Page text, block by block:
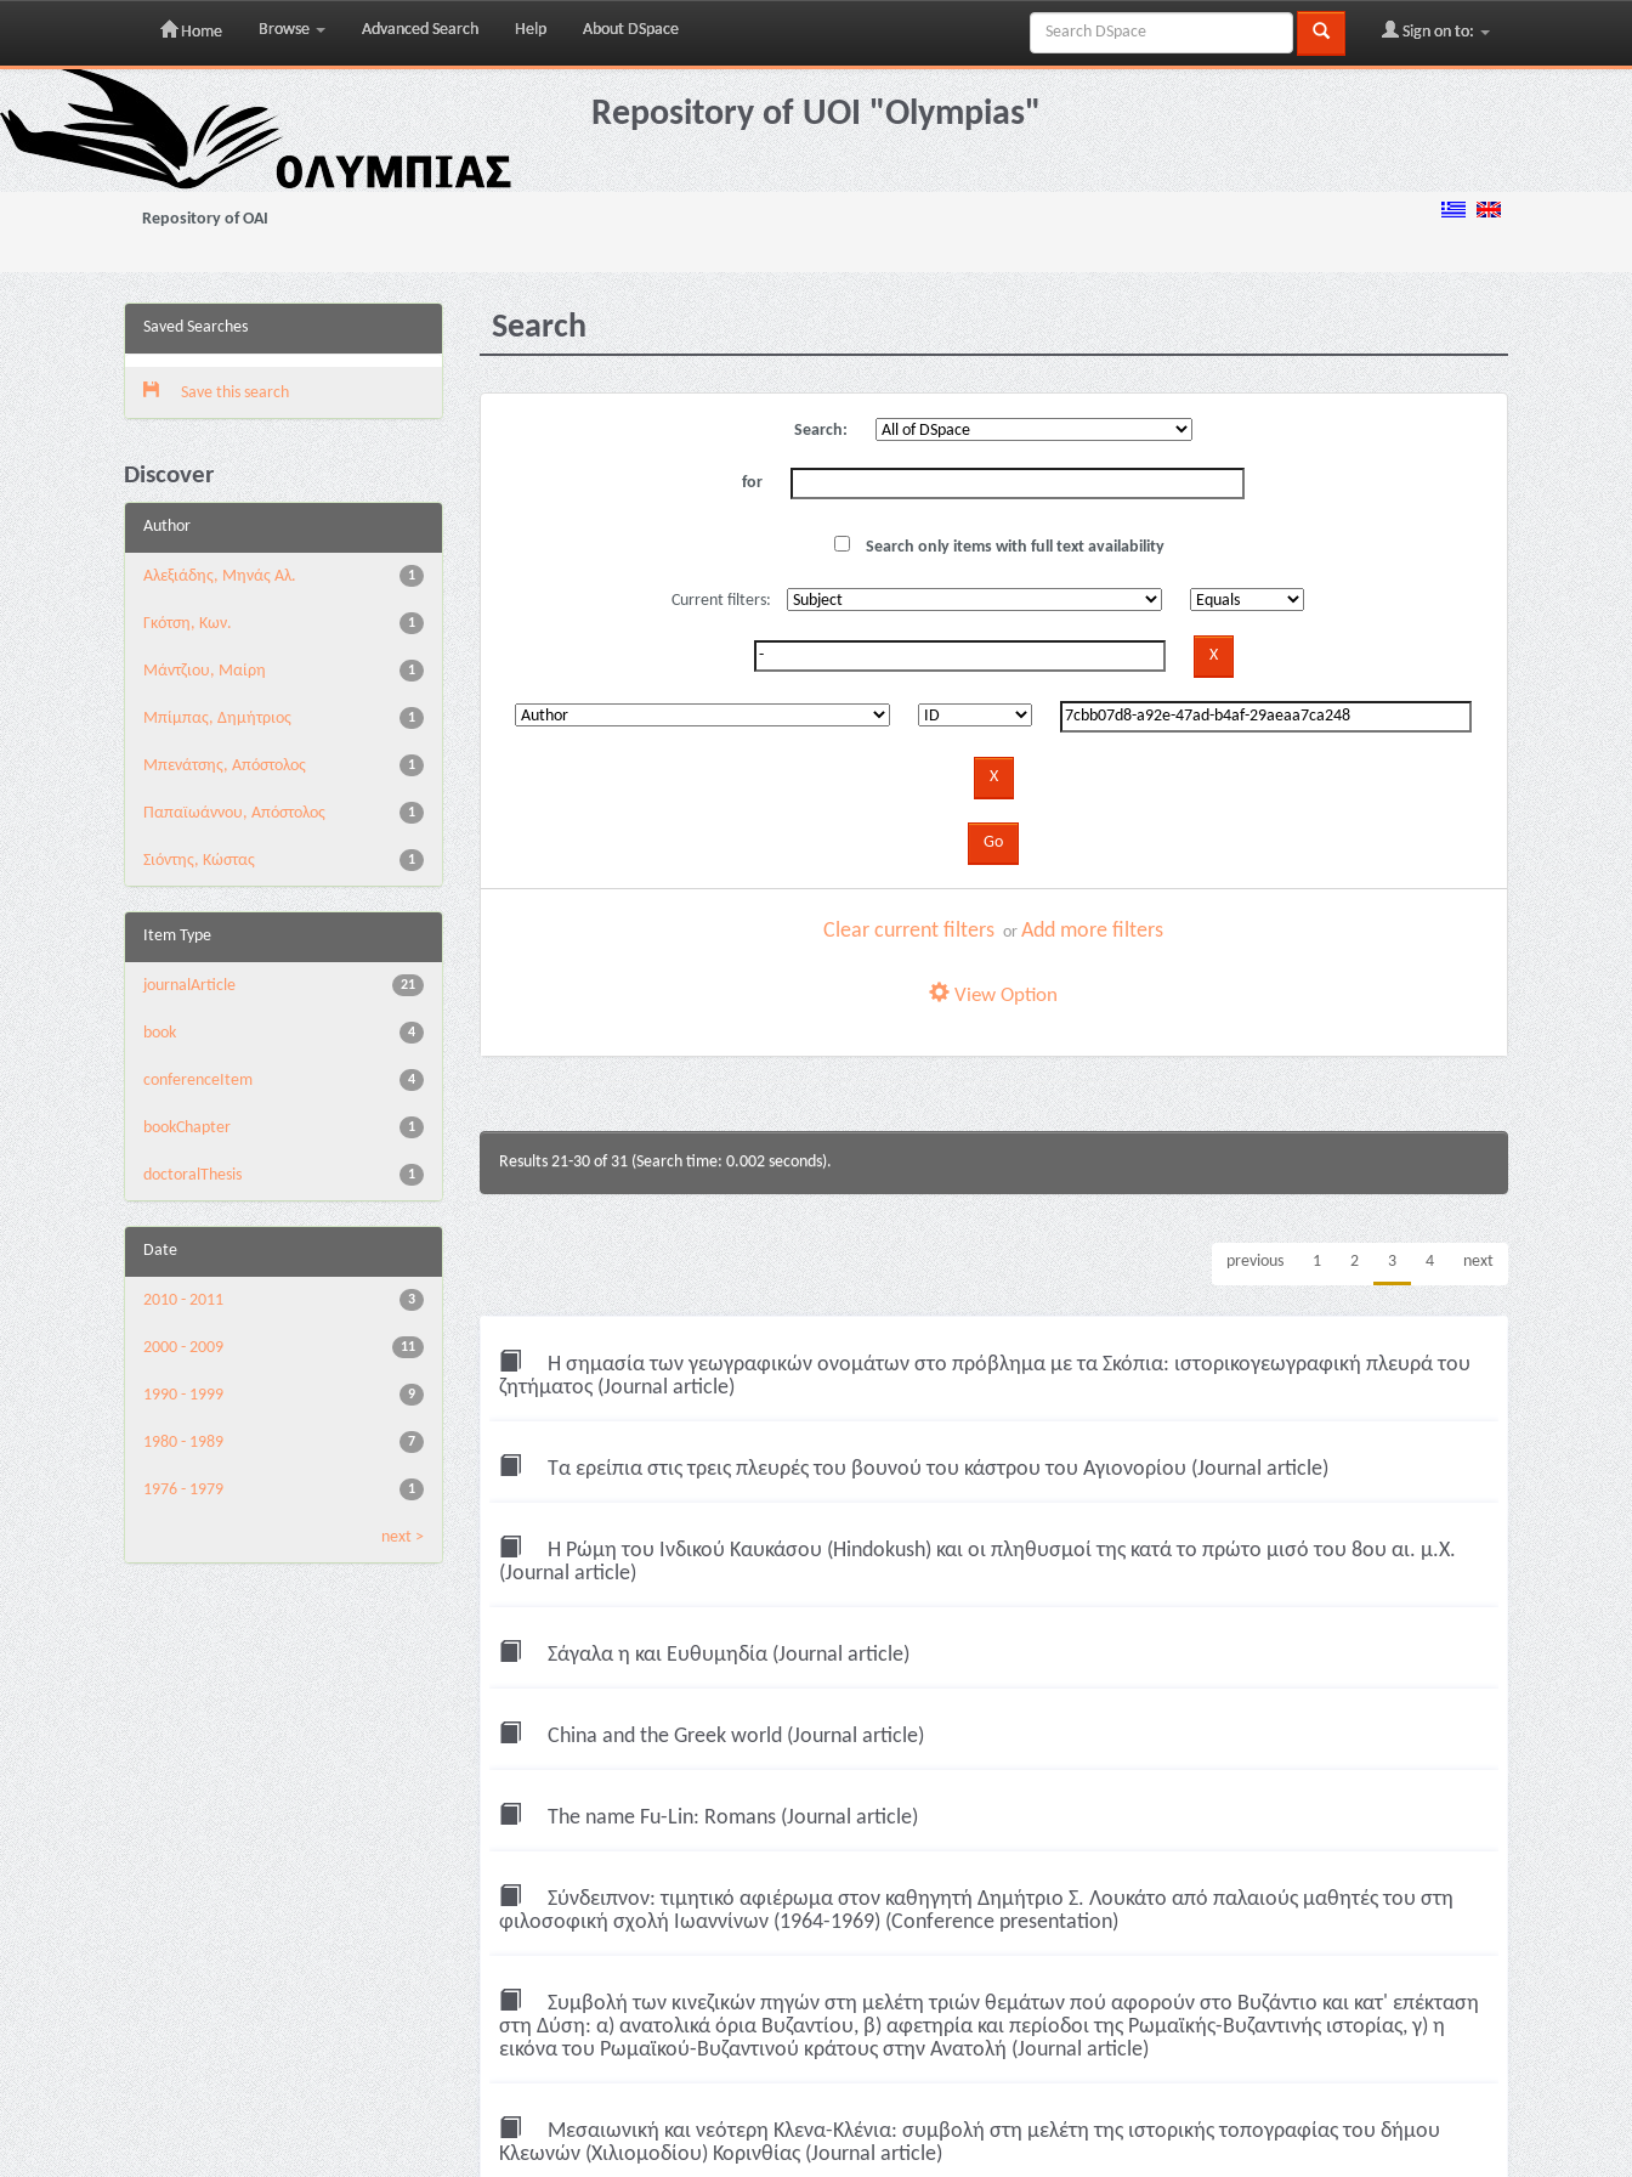
Skip
navigation
Home Browse Advanced Search Help About DSpace Sign on to:
Repository of UOI "Olympias"
Repository of OAI
Saved Searches
Save this search
Discover
Author
1
Αλεξιάδης, Μηνάς Αλ.
1
Γκότση, Κων.
1
Μάντζιου, Μαίρη
1
Μπίμπας, Δημήτριος
1
Μπενάτσης, Απόστολος
1
Παπαϊωάννου, Απόστολος
1
Σιόντης, Κώστας
Item Type
21
journalArticle
4
book
4
conferenceItem
1
bookChapter
1
doctoralThesis
Date
3
2010 - 2011
11
2000 - 2009
9
1990 - 1999
7
1980 - 1989
1
1976 - 1979
next >
Search
Search:
for
Search only items with full text availability
Current filters:
Clear current filters orAdd more filters
View Option
Results 21-30 of 31 (Search time: 0.002 seconds).
previous 1 2 3 4 next
Η σημασία των γεωγραφικών ονομάτων στο πρόβλημα με τα Σκόπια: ιστορικογεωγραφική πλευρά του
ζητήματος (Journal article)
Τα ερείπια στις τρεις πλευρές του βουνού του κάστρου του Αγιονορίου (Journal article)
Η Ρώμη του Ινδικού Καυκάσου (Hindokush) και οι πληθυσμοί της κατά το πρώτο μισό του 8ου αι. μ.Χ.
(Journal article)
Σάγαλα η και Ευθυμηδία (Journal article)
China and the Greek world (Journal article)
The name Fu-Lin: Romans (Journal article)
Σύνδειπνον: τιμητικό αφιέρωμα στον καθηγητή Δημήτριο Σ. Λουκάτο από παλαιούς μαθητές του στη
φιλοσοφική σχολή Ιωαννίνων (1964-1969) (Conference presentation)
Συμβολή των κινεζικών πηγών στη μελέτη τριών θεμάτων πού αφορούν στο Βυζάντιο και κατ' επέκταση
στη Δύση: α) ανατολικά όρια Βυζαντίου, β) αφετηρία και περίοδοι της Ρωμαϊκής-Βυζαντινής ιστορίας, γ) η
εικόνα του Ρωμαϊκού-Βυζαντινού κράτους στην Ανατολή (Journal article)
Μεσαιωνική και νεότερη Κλενα-Κλένια: συμβολή στη μελέτη της ιστορικής τοπογραφίας του δήμου
Κλεωνών (Χιλιομοδίου) Κορινθίας (Journal article)